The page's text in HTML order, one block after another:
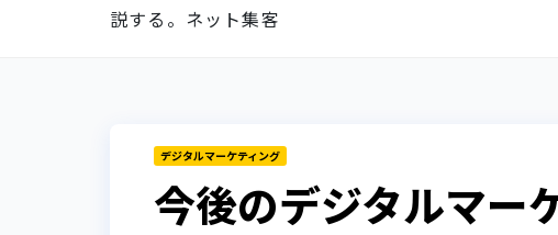
説する。ネット集客
デジタルマーケティング
今後のデジタルマー